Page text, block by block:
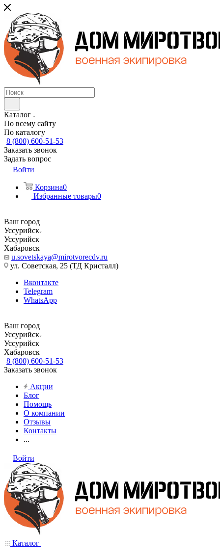
Каталог
По всему сайту
По каталогу
8 (800) 600-51-53
Заказать звонок
Задать вопрос
Войти
Корзина0
Избранные товары0
Ваш город
Уссурийск
Уссурийск
Хабаровск
u.sovetskaya@mirotvorecdv.ru
ул. Советская, 25 (ТД Кристалл)
Вконтакте
Telegram
WhatsApp
Ваш город
Уссурийск
Уссурийск
Хабаровск
8 (800) 600-51-53
Заказать звонок
Акции
Блог
Помощь
О компании
Отзывы
Контакты
...
Войти
Каталог